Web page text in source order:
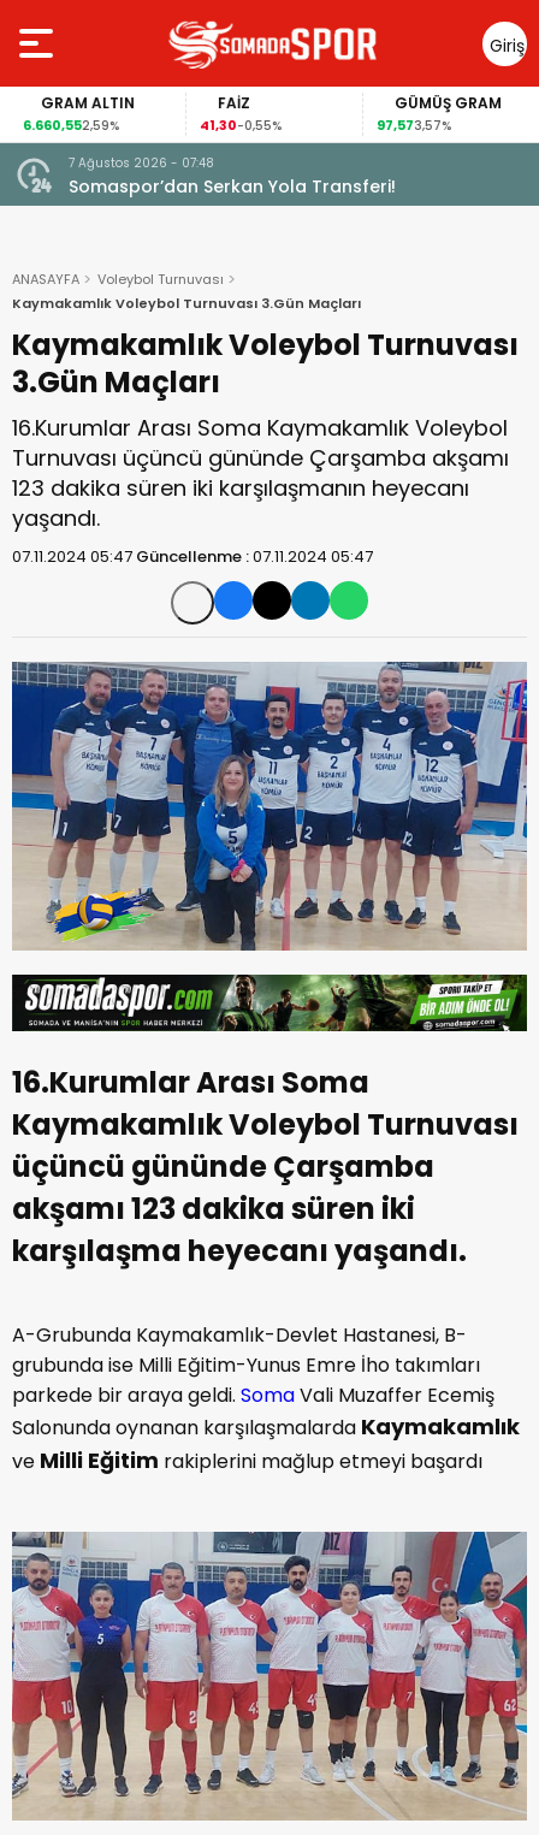
Giriş
Yap
GRAM ALTIN
6.660,552,59%
FAİZ
41,30-0,55%
GÜMÜŞ GRAM
97,573,57%
7 Ağustos 2026 - 07:48
Somaspor’dan Serkan Yola Transferi!
ANASAYFA
Voleybol Turnuvası
Kaymakamlık Voleybol Turnuvası 3.Gün Maçları
Kaymakamlık Voleybol Turnuvası
3.Gün Maçları
16.Kurumlar Arası Soma Kaymakamlık Voleybol
Turnuvası üçüncü gününde Çarşamba akşamı
123 dakika süren iki karşılaşmanın heyecanı
yaşandı.
07.11.2024 05:47 Güncellenme :07.11.2024 05:47
16.Kurumlar Arası Soma
Kaymakamlık Voleybol Turnuvası
üçüncü gününde Çarşamba
akşamı 123 dakika süren iki
karşılaşma heyecanı yaşandı.
A-Grubunda Kaymakamlık-Devlet Hastanesi, B-
grubunda ise Milli Eğitim-Yunus Emre İho takımları
parkede bir araya geldi. SomaVali Muzaffer Ecemiş
Salonunda oynanan karşılaşmalarda Kaymakamlık
ve Milli Eğitim rakiplerini mağlup etmeyi başardı